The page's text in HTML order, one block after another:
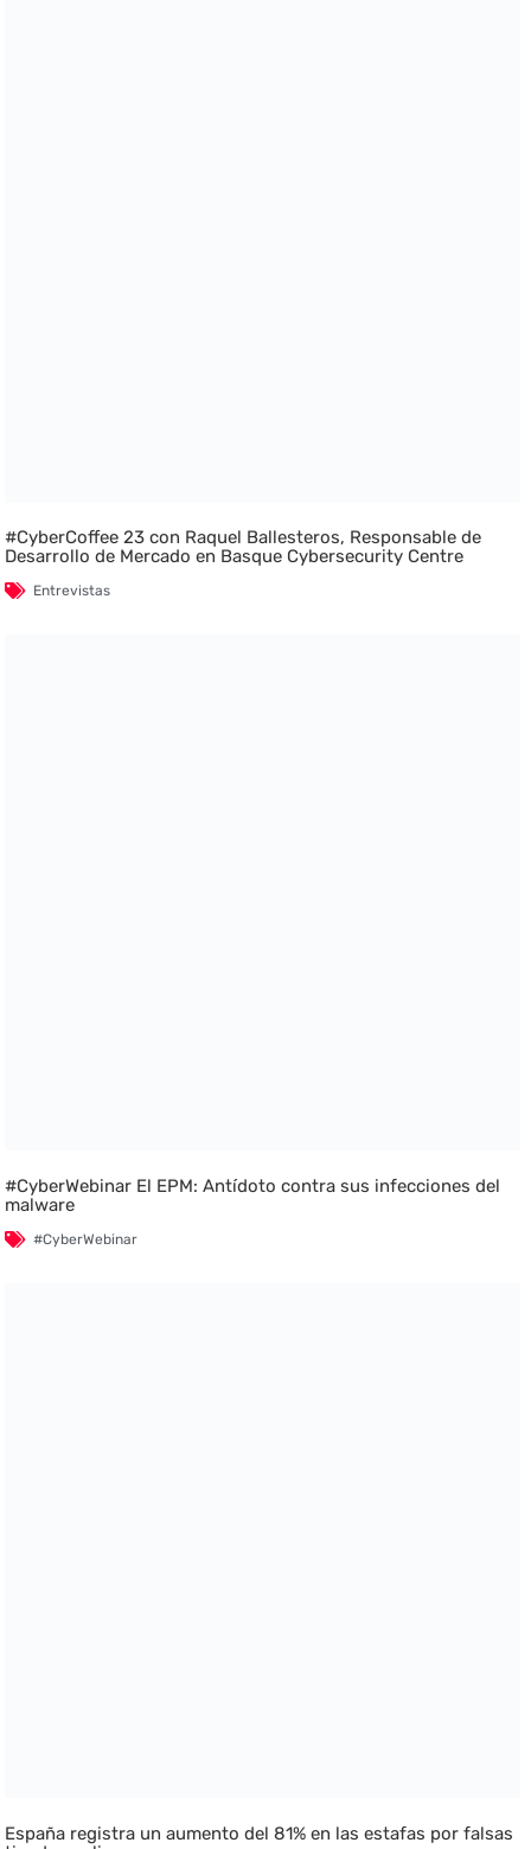
#CyberCoffee 23 con Raquel Ballesteros, Responsable de
Desarrollo de Mercado en Basque Cybersecurity Centre
Entrevistas
#CyberWebinar El EPM: Antídoto contra sus infecciones del
malware
#CyberWebinar
España registra un aumento del 81% en las estafas por falsas